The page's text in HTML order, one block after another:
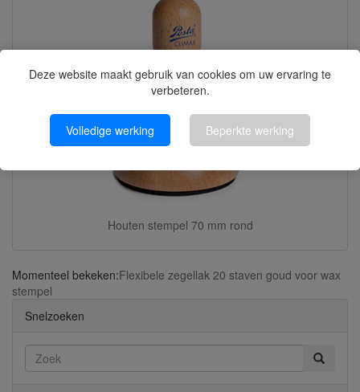
Deze website maakt gebruik van cookies om uw ervaring te
verbeteren.
Volledige werking Beperkte werking
Houten stempel 70 mm rond
Momenteel bekeken:Flexibele zegellak 20 staven goud voor wax
stempel
Snelzoeken